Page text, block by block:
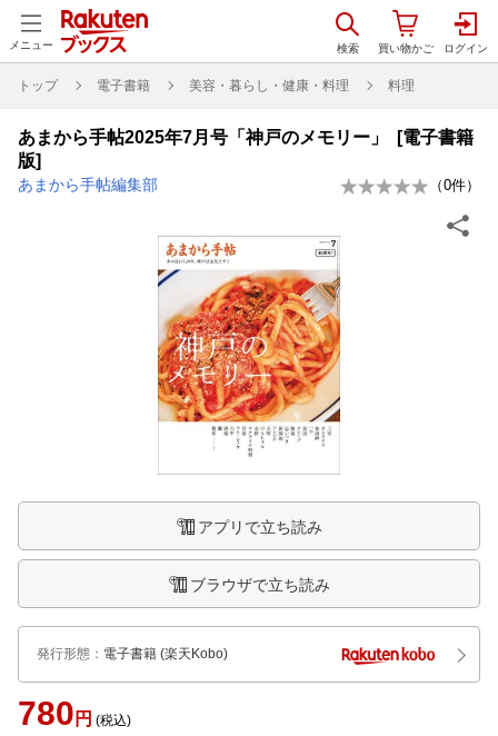
メニュー
トップ 電子書籍 美容・暮らし・健康・料理 料理
あまから手帖2025年7月号「神戸のメモリー」 [電子書籍
版]
あまから手帖編集部 （0件）
アプリで立ち読み
ブラウザで立ち読み
発行形態 ： 電子書籍 (楽天Kobo)
780 円 (税込)